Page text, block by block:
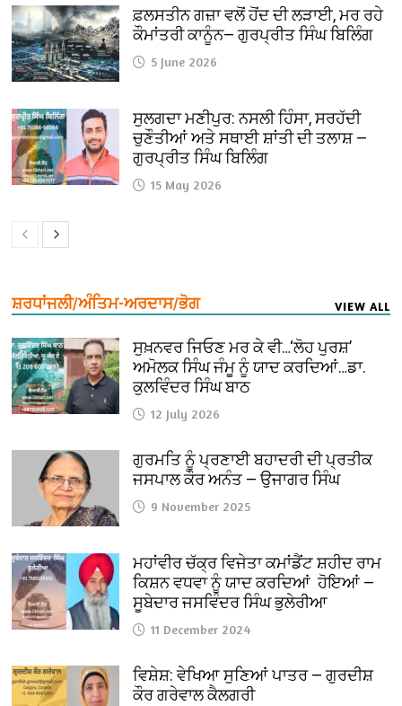
ਫ਼ਲਸਤੀਨ ਗਜ਼ਾ ਵਲੋਂ ਹੋਂਦ ਦੀ ਲੜਾਈ, ਮਰ ਰਹੇ
ਕੌਮਾਂਤਰੀ ਕਾਨੂੰਨ— ਗੁਰਪ੍ਰੀਤ ਸਿੰਘ ਬਿਲਿੰਗ
5 June 2026
ਸੁਲਗਦਾ ਮਣੀਪੁਰ: ਨਸਲੀ ਹਿੰਸਾ, ਸਰਹੱਦੀ
ਚੁਣੌਤੀਆਂ ਅਤੇ ਸਥਾਈ ਸ਼ਾਂਤੀ ਦੀ ਤਲਾਸ਼ —
ਗੁਰਪ੍ਰੀਤ ਸਿੰਘ ਬਿਲਿੰਗ
15 May 2026
ਸ਼ਰਧਾਂਜਲੀ/ਅੰਤਿਮ-ਅਰਦਾਸ/ਭੋਗ VIEW ALL
ਸੁਖ਼ਨਵਰ ਜਿਓਣ ਮਰ ਕੇ ਵੀ…‘ਲੋਹ ਪੁਰਸ਼’
ਅਮੋਲਕ ਸਿੰਘ ਜੰਮੂ ਨੂੰ ਯਾਦ ਕਰਦਿਆਂ…ਡਾ.
ਕੁਲਵਿੰਦਰ ਸਿੰਘ ਬਾਠ
12 July 2026
ਗੁਰਮਤਿ ਨੂੰ ਪ੍ਰਣਾਈ ਬਹਾਦਰੀ ਦੀ ਪ੍ਰਤੀਕ
ਜਸਪਾਲ ਕੌਰ ਅਨੰਤ — ਉਜਾਗਰ ਸਿੰਘ
9 November 2025
ਮਹਾਂਵੀਰ ਚੱਕ੍ਰ ਵਿਜੇਤਾ ਕਮਾਂਡੈਂਟ ਸ਼ਹੀਦ ਰਾਮ
ਕਿਸ਼ਨ ਵਧਵਾ ਨੂੰ ਯਾਦ ਕਰਦਿਆਂ ਹੋਇਆਂ —
ਸੂਬੇਦਾਰ ਜਸਵਿੰਦਰ ਸਿੰਘ ਭੁਲੇਰੀਆ
11 December 2024
ਵਿਸ਼ੇਸ਼: ਵੇਖਿਆ ਸੁਣਿਆਂ ਪਾਤਰ — ਗੁਰਦੀਸ਼
ਕੌਰ ਗਰੇਵਾਲ ਕੈਲਗਰੀ